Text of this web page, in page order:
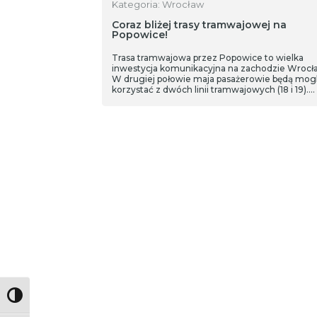
Toggle High Contrast
Kategoria: Wrocław
Coraz bliżej trasy tramwajowej na
Popowice!
Trasa tramwajowa przez Popowice to wielka
inwestycja komunikacyjna na zachodzie
W drugiej połowie maja pasażerowie będą
korzystać z dwóch linii tramwajowych (18 i 19).